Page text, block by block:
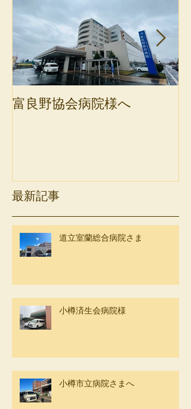
富良野協会病院様へ
最新記事
道立室蘭総合病院さま
小樽済生会病院様
小樽市立病院さまへ